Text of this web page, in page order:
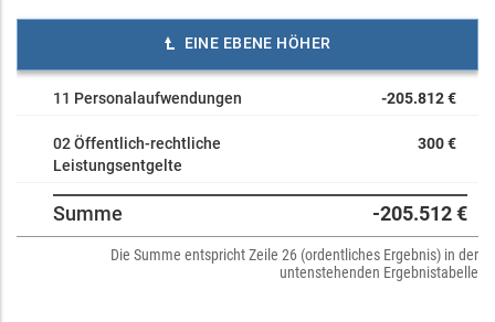
EINE EBENE HÖHER
11 Personalaufwendungen -205.812 €
02 Öffentlich-rechtliche
Leistungsentgelte
300 €
Summe -205.512 €
Die Summe entspricht Zeile 26 (ordentliches Ergebnis) in der
untenstehenden Ergebnistabelle